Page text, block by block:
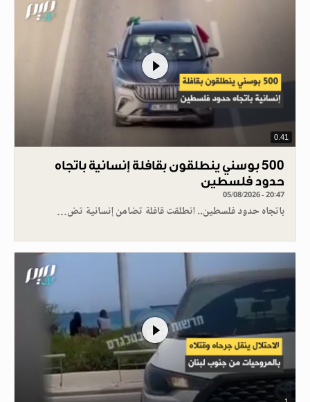
0.41
500 بوسني ينطلقون بقافلة إنسانية باتجاه
حدود فلسطين
05/08/2026 - 20:47
باتجاه حدود فلسطين.. انطلقت قافلة تضامن إنسانية تض…